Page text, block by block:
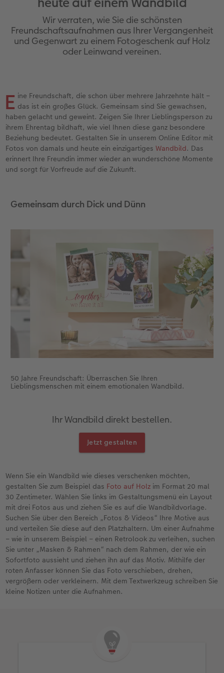
Erinnerungstasche
Personalisierter Schuber
Bestellwege
Jahrbuch
Reisefotobuch
Kundenbeispiele
Webinare & VHS
hexxas
Acrylglas
Alu Dibond
Hartschaum
Foto auf Holz
Mehrteiler
Bestellwege
Extras
Fotosets
Fotosticker
Art Prints
Rahmen
Fotogrößen & Formate
Bestellwege
Last Minute Fotos
Sofortfotos mit Rahmen
Sofortfotos mit Text
Sofortfotos mit Design
Sofortfotogrußkarten
Sofortfotosets
Sofortfotocollagen
Mehrteilige Sofortfotos
Fototassen
Emaille Becher
Trinkflasche
Schule & Büro
Textilien
Art Prints
Faber-Castell
Geburtskarten
Taufkarten
Postkarten Sets
Fotokarten
Digitale Grußkarte
Bestellwege
Papierqualitäten
Silikonhüllen
Handykette
Kunststoffhüllen
Holzhüllen
Bio-based Case
Mit Design
Bestellwege
Wandkalender Fineline
Papierqualitäten
Bestellwege
Kalender mit fertigem Design
Gestaltungsideen
CEWE myPhotos
Neuheiten
Danke sagen
für Männer
für Frauen
für Kinder
für Großeltern
für Tierfreunde
Einfach & schnell gestaltet
Erste Schritte
Softwaretipps
Videotutorials
Wir verraten, wie Sie die schönsten
Freundschaftsaufnahmen aus Ihrer Vergangenheit
und Gegenwart zu einem Fotogeschenk auf Holz
oder Leinwand vereinen.
E ine Freundschaft, die schon über mehrere Jahrzehnte hält –
das ist ein großes Glück. Gemeinsam sind Sie gewachsen,
haben gelacht und geweint. Zeigen Sie Ihrer Lieblingsperson zu
ihrem Ehrentag bildhaft, wie viel Ihnen diese ganz besondere
Beziehung bedeutet. Gestalten Sie in unserem Online Editor mit
Fotos von damals und heute ein einzigartigesWandbild. Das
erinnert Ihre Freundin immer wieder an wunderschöne Momente
und sorgt für Vorfreude auf die Zukunft.
Gemeinsam durch Dick und Dünn
50 Jahre Freundschaft: Überraschen Sie Ihren
Lieblingsmenschen mit einem emotionalen Wandbild.
Ihr Wandbild direkt bestellen.
Jetzt gestalten
Wenn Sie ein Wandbild wie dieses verschenken möchten,
gestalten Sie zum Beispiel das Foto auf Holz im Format 20 mal
30 Zentimeter. Wählen Sie links im Gestaltungsmenü ein Layout
mit drei Fotos aus und ziehen Sie es auf die Wandbildvorlage.
Suchen Sie über den Bereich „Fotos & Videos“ Ihre Motive aus
und verteilen Sie diese auf den Platzhaltern. Um einer Aufnahme
– wie in unserem Beispiel – einen Retrolook zu verleihen, suchen
Sie unter „Masken & Rahmen“ nach dem Rahmen, der wie ein
Sofortfoto aussieht und ziehen ihn auf das Motiv. Mithilfe der
roten Anfasser können Sie das Foto verschieben, drehen,
vergrößern oder verkleinern. Mit dem Textwerkzeug schreiben Sie
kleine Notizen unter die Aufnahmen.